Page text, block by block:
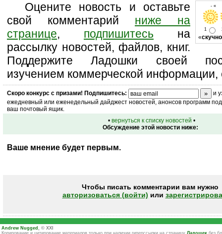
- «
1
«скучно
Оцените новость и оставьте
свой комментарий ниже на
странице, подпишитесь на
рассылку новостей, файлов, книг.
Поддержите Ладошки своей
изучением коммерческой
Скоро конкурс с призами! Подпишитесь:
и
ежедневный или еженедельный дайджест новостей, анонсов программ
ваш почтовый ящик.
• вернуться к списку новостей •
Обсуждение этой новости ниже:
Ваше мнение будет первым.
Чтобы писать комментарии вам нужно
авторизоваться (войти) или
Andrew Nugged , © XXI
Копирование и цитирование материалов только при наличии гиперссылки на страницу Ладошек без